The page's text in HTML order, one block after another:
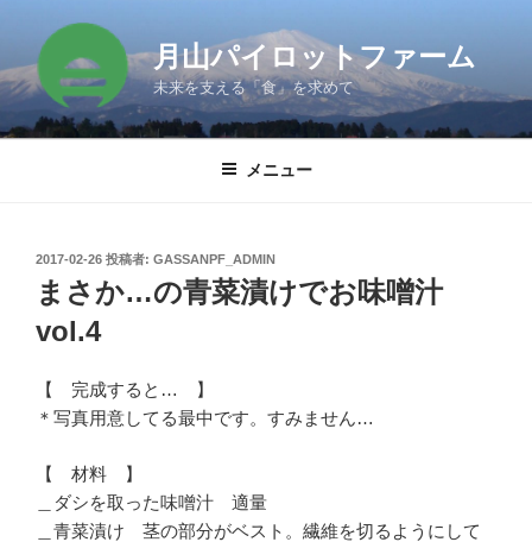
テ
ン
ツ
月山パイロットファーム
未来を支える「食」を求めて
メニュー
投
日:
2017-02-26 投稿者: GASSANPF_ADMIN
まさか…の青菜漬けでお味噌汁
vol.4
【 完成すると… 】
＊写真用意してる最中です。すみません…
【 材料 】
＿ダシを取った味噌汁 適量
＿青菜漬け 茎の部分がベスト。繊維を切るようにして